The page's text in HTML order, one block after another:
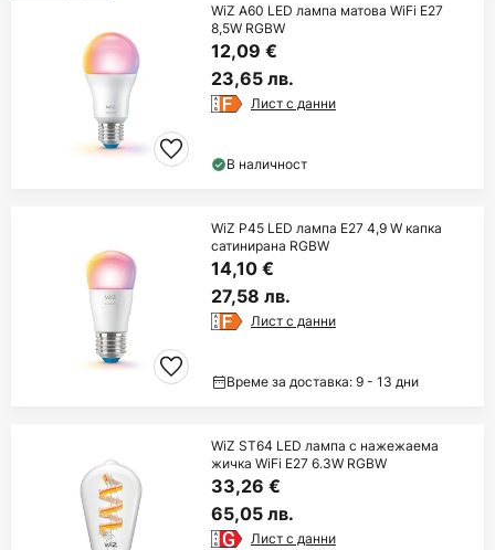
WiZ A60 LED лампа матова WiFi E27
8,5W RGBW
12,09 €
23,65 лв.
Лист с данни
В наличност
WiZ P45 LED лампа E27 4,9 W капка
сатинирана RGBW
14,10 €
27,58 лв.
Лист с данни
Време за доставка: 9 - 13 дни
WiZ ST64 LED лампа с нажежаема
жичка WiFi E27 6.3W RGBW
33,26 €
65,05 лв.
Лист с данни